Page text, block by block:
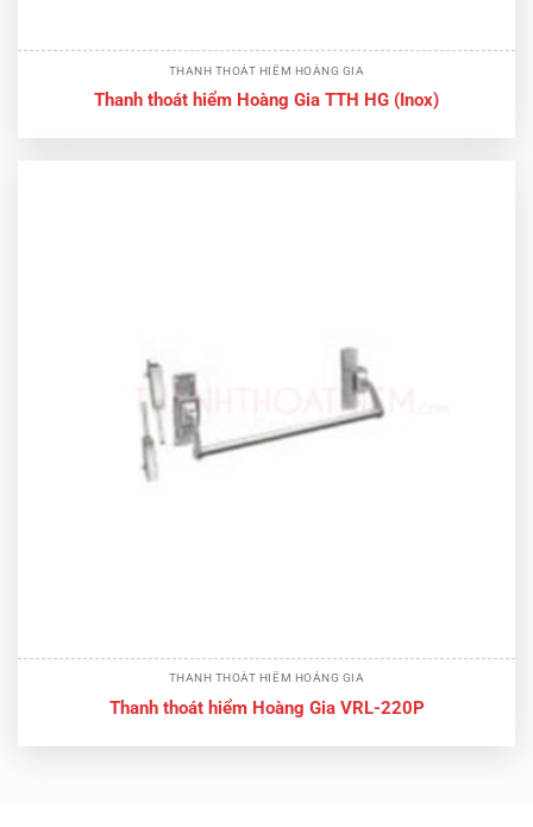
THANH THOÁT HIỂM HOÀNG GIA
Thanh thoát hiểm Hoàng Gia TTH HG (Inox)
THANH THOÁT HIỂM HOÀNG GIA
Thanh thoát hiểm Hoàng Gia VRL-220P